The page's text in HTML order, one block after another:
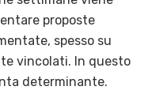
proposte
spesso su
vincolati. In questo
determinante.